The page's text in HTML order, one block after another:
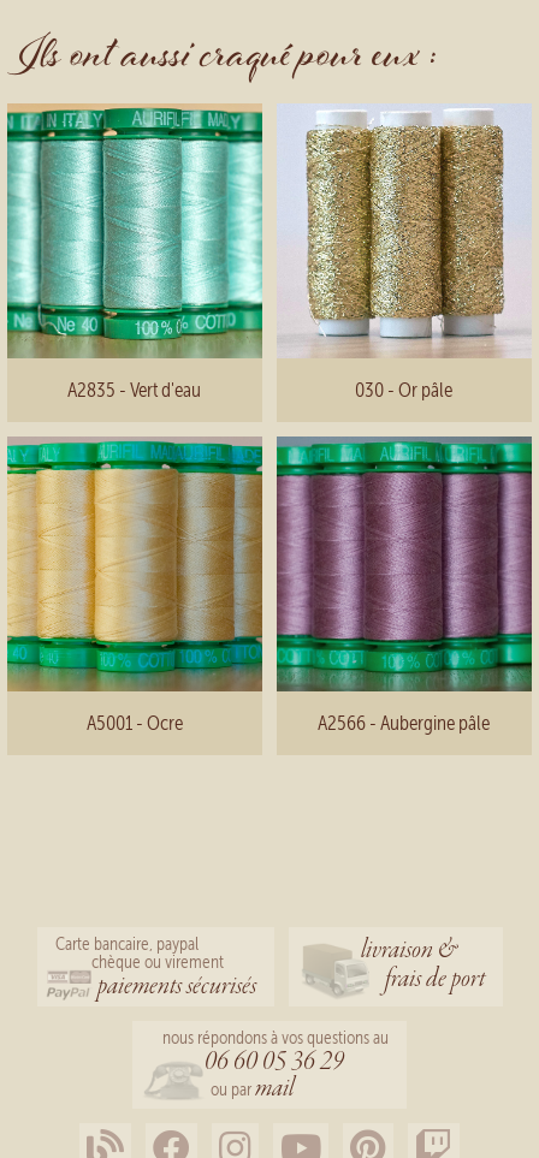
Ils ont aussi craqué pour eux :
A2835 - Vert d'eau 030 - Or pâle
A5001 - Ocre A2566 - Aubergine pâle
Carte bancaire, paypal
chèque ou virement
paiements sécurisés
livraison &
frais de port
nous répondons à vos questions au
06 60 05 36 29
ou parmail